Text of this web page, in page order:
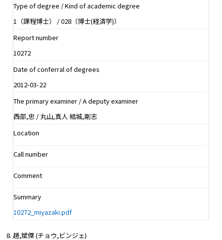
Type of degree / Kind of academic degree
1（課程博士） / 028（博士(経済学)）
Report number
10272
Date of conferral of degrees
2012-03-22
The primary examiner / A deputy examiner
西部,忠 / 丸山,真人 結城,剛志
Location
Call number
Comment
Summary
10272_miyazaki.pdf
趙,斌傑 (チョウ,ビンジェ)